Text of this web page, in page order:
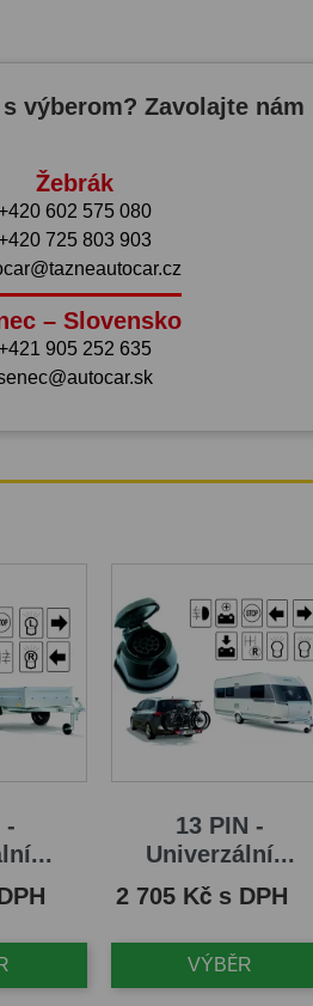
výberom? Zavolajte nám
Žebrák
602 575 080
725 803 903
– Slovensko
905 252 635
-
13 PIN -
Univerzální...
Cena
2 705 Kč s DPH
VÝBĚR